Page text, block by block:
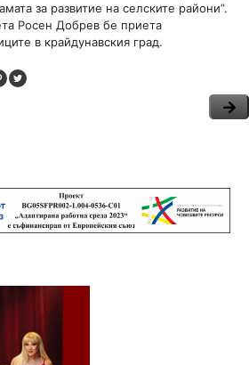
за развитие на селските райони”.
Росен Добрев бе приета
в крайдунавския град.